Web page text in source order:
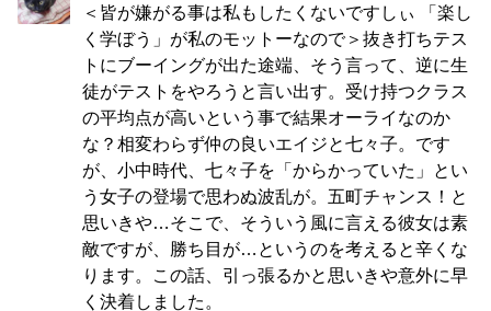
＜皆が嫌がる事は私もしたくないですしぃ 「楽し
く学ぼう」が私のモットーなので＞抜き打ちテス
トにブーイングが出た途端、そう言って、逆に生
徒がテストをやろうと言い出す。受け持つクラス
の平均点が高いという事で結果オーライなのか
な？相変わらず仲の良いエイジと七々子。です
が、小中時代、七々子を「からかっていた」とい
う女子の登場で思わぬ波乱が。五町チャンス！と
思いきや…そこで、そういう風に言える彼女は素
敵ですが、勝ち目が…というのを考えると辛くな
ります。この話、引っ張るかと思いきや意外に早
く決着しました。